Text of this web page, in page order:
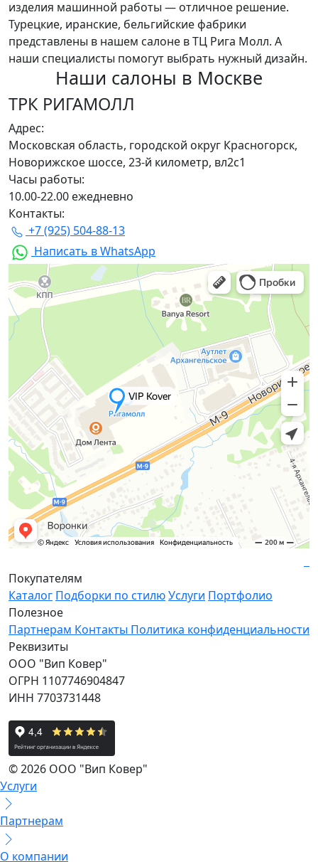
изделия машинной работы — отличное решение.
Турецкие, иранские, бельгийские фабрики
представлены в нашем салоне в ТЦ Рига Молл. А
наши специалисты помогут выбрать нужный дизайн.
Наши салоны в Москве
ТРК РИГАМОЛЛ
Адрес:
Московская область, городской округ Красногорск,
Новорижское шоссе, 23-й километр, вл2с1
Часы работы:
10.00-22.00 ежедневно
Контакты:
+7 (925) 504-88-13
Написать в WhatsApp
Покупателям
Каталог Подборки по стилюУслуги Портфолио
Полезное
Партнерам Контакты Политика конфиденциальности
Реквизиты
ООО "Вип Ковер"
ОГРН 1107746904847
ИНН 7703731448
© 2026 ООО "Вип Ковер"
Услуги
Партнерам
О компании